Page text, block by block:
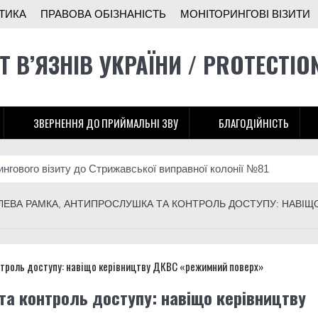
ПРАВОВА ОБІЗНАНІСТЬ МОНІТОРИНГОВІ ВІЗИТИ
В’ЯЗНІВ УКРАЇНИ /
ЗВЕРНЕННЯ ДО ПРИЙМАЛЬНІ ЗВУ БЛАГОДІЙНІСТЬ
візиту до Стрижавської виправної колонії №81
розширює підрозділ безпілотників на Донеччині
візиту до Літинської виправної колонії №123
українців, хтось, за версією слідства, заробляв на
РАМКА, АНТИПРОСЛУШКА ТА КОНТРОЛЬ ДОСТУПУ:
контроль доступу: навіщо керівництву